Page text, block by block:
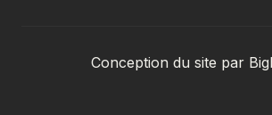
Conception du site par